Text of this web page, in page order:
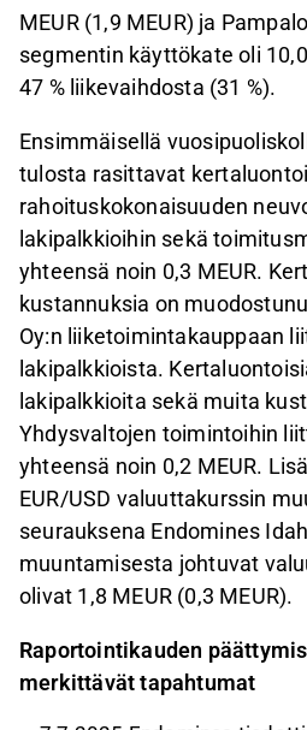
MEUR (1,9 MEUR) ja
segmentin käyttökate oli
47 % liikevaihdosta (31 %).
Ensimmäisellä
tulosta rasittavat
rahoituskokonaisuuden
lakipalkkioihin sekä
yhteensä noin 0,3 MEUR.
kustannuksia on
Oy:n liiketoimintakauppaan
lakipalkkioista.
lakipalkkioita sekä muita
Yhdysvaltojen toimintoihin
yhteensä noin 0,2 MEUR.
EUR/USD valuuttakurssin
seurauksena Endomines
muuntamisesta johtuvat
olivat 1,8 MEUR (0,3 MEUR).
Raportointikauden
merkittävät tapahtumat